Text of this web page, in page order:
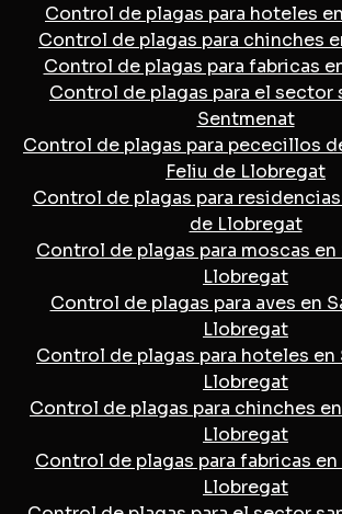
Control de plagas para hoteles
Control de plagas para chinches
Control de plagas para fabricas
Control de plagas para el sector
Sentmenat
Control de plagas para pececillos
Feliu de Llobregat
Control de plagas para
de Llobregat
Control de plagas para moscas en
Llobregat
Control de plagas para aves en
Llobregat
Control de plagas para hoteles en
Llobregat
Control de plagas para chinches
Llobregat
Control de plagas para fabricas
Llobregat